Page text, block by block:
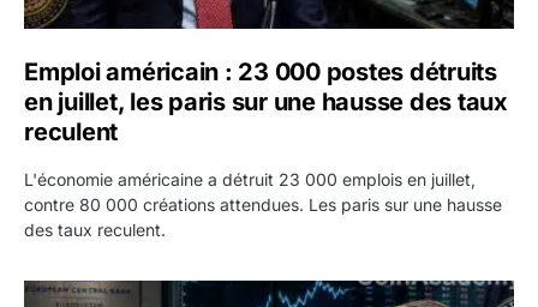
Emploi américain : 23 000 postes détruits
en juillet, les paris sur une hausse des taux
reculent
L'économie américaine a détruit 23 000 emplois en juillet,
contre 80 000 créations attendues. Les paris sur une hausse
des taux reculent.
Yen : Washington a vendu des euros sans prévenir la